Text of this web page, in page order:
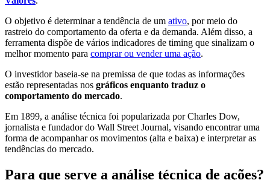
O objetivo é determinar a tendência de um ativo, por meio do
rastreio do comportamento da oferta e da demanda. Além disso, a
ferramenta dispõe de vários indicadores de timing que sinalizam o
melhor momento para comprar ou vender uma ação.
O investidor baseia-se na premissa de que todas as informações
estão representadas nos gráficos enquanto traduz o
comportamento do mercado.
Em 1899, a análise técnica foi popularizada por Charles Dow,
jornalista e fundador do Wall Street Journal, visando encontrar uma
forma de acompanhar os movimentos (alta e baixa) e interpretar as
tendências do mercado.
Para que serve a análise técnica de ações?